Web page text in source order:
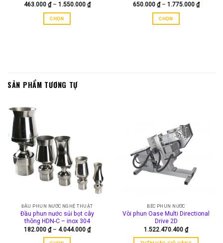
463.000 ₫ – 1.550.000 ₫Khoảng
CHỌN
thể.
được
chọn
trên
trang
sản
650.000 ₫ – 1.775.000 ₫Khoảng
CHỌN
thể
được
chọn
trên
trang
SẢN PHẨM TƯƠNG TỰ
ĐẦU PHUN NƯỚC NGHỆ THUẬT
Đầu phun nước sủi bọt cây
thông HDN-C – inox 304
182.000 ₫ – 4.044.000 ₫Khoảng
giá:
BÉC PHUN NƯỚC
Vòi phun Oase Multi Directional
Drive 2D
1.522.470.400 ₫